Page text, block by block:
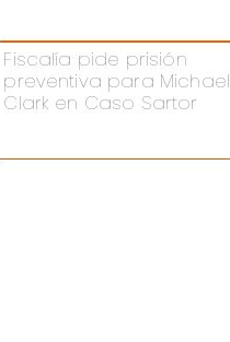
Fiscalía pide prisión
preventiva para Michael
Clark en Caso Sartor